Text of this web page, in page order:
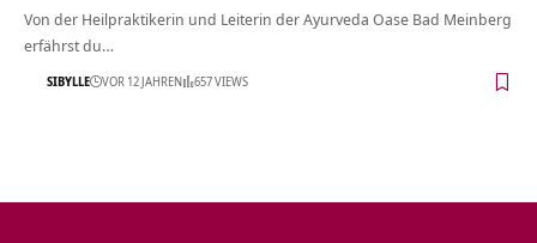
Von der Heilpraktikerin und Leiterin der Ayurveda Oase Bad Meinberg
erfährst du…
SIBYLLE VOR 12 JAHREN 657 VIEWS